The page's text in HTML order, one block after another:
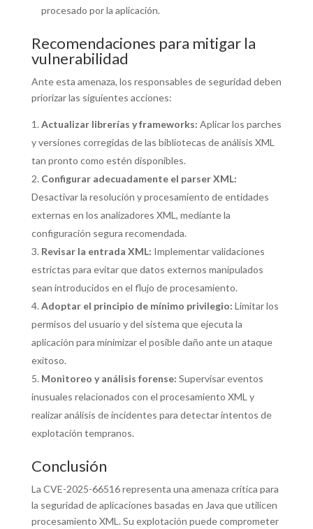
procesado por la aplicación.
Recomendaciones para mitigar la
vulnerabilidad
Ante esta amenaza, los responsables de seguridad deben
priorizar las siguientes acciones:
Actualizar librerías y frameworks: Aplicar los parches
y versiones corregidas de las bibliotecas de análisis XML
tan pronto como estén disponibles.
Configurar adecuadamente el parser XML:
Desactivar la resolución y procesamiento de entidades
externas en los analizadores XML, mediante la
configuración segura recomendada.
Revisar la entrada XML: Implementar validaciones
estrictas para evitar que datos externos manipulados
sean introducidos en el flujo de procesamiento.
Adoptar el principio de mínimo privilegio: Limitar los
permisos del usuario y del sistema que ejecuta la
aplicación para minimizar el posible daño ante un ataque
exitoso.
Monitoreo y análisis forense: Supervisar eventos
inusuales relacionados con el procesamiento XML y
realizar análisis de incidentes para detectar intentos de
explotación tempranos.
Conclusión
La CVE-2025-66516 representa una amenaza crítica para
la seguridad de aplicaciones basadas en Java que utilicen
procesamiento XML. Su explotación puede comprometer